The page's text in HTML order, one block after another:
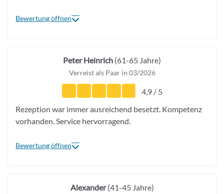
Bewertung öffnen
Peter Heinrich (61-65 Jahre)
Verreist als Paar in 03/2026
4,9 / 5
Rezeption war immer ausreichend besetzt. Kompetenz
vorhanden. Service hervorragend.
Bewertung öffnen
Alexander(41-45 Jahre)